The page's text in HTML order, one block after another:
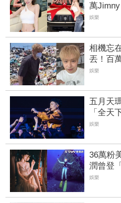
萬
可以跟
娛樂
相機忘
丟！百
挖50噸
娛樂
五月天
「全
秀16蹲
娛樂
36萬粉
潤曾登
顏值CP
娛樂